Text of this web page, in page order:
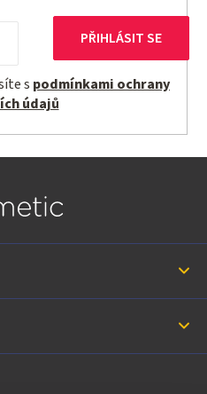
s podmínkami ochrany
údajů
PŘIHLÁSIT SE